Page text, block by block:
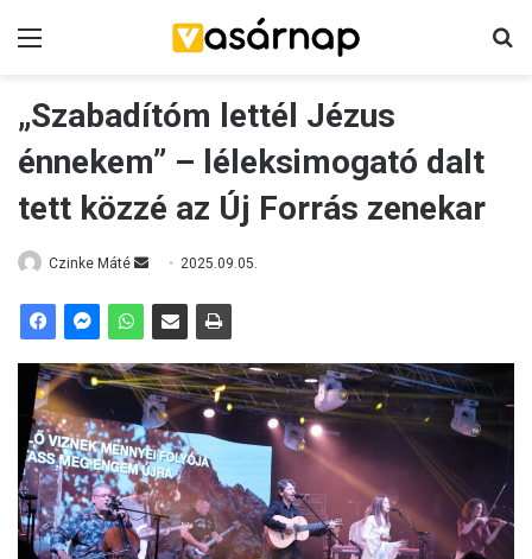
„Szabadítóm lettél Jézus
énnekem” – léleksimogató dalt
tett közzé az Új Forrás zenekar
Czinke Máté
a
n
e
m
a
i
l
2025.09.05.